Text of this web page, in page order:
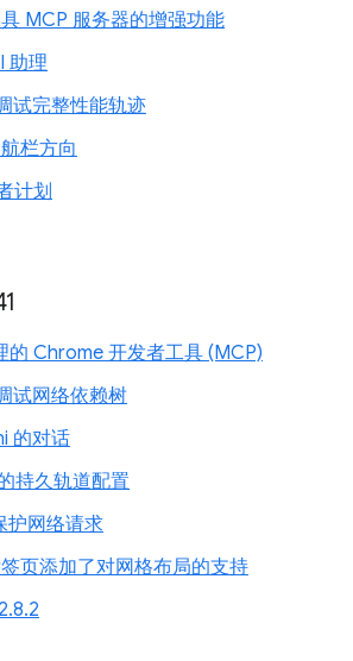
MCP 服务器的增强功能
助理
试完整性能轨迹
栏方向
计划
的 Chrome 开发者工具 (MCP)
试网络依赖树
的对话
持久轨道配置
护网络请求
页添加了对网格布局的支持